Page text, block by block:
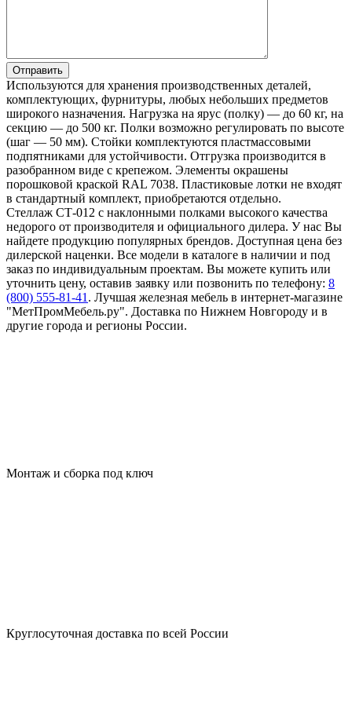
Используются для хранения производственных деталей,
комплектующих, фурнитуры, любых небольших предметов
широкого назначения. Нагрузка на ярус (полку) — до 60 кг, на
секцию — до 500 кг. Полки возможно регулировать по высоте
(шаг — 50 мм). Стойки комплектуются пластмассовыми
подпятниками для устойчивости. Отгрузка производится в
разобранном виде с крепежом. Элементы окрашены
порошковой краской RAL 7038. Пластиковые лотки не входят
в стандартный комплект, приобретаются отдельно.
Стеллаж СТ-012 с наклонными полками высокого качества
недорого от производителя и официального дилера. У нас Вы
найдете продукцию популярных брендов. Доступная цена без
дилерской наценки. Все модели в каталоге в наличии и под
заказ по индивидуальным проектам. Вы можете купить или
уточнить цену, оставив заявку или позвонить по телефону: 8
(800) 555-81-41 . Лучшая железная мебель в интернет-магазине
"МетПромМебель.ру". Доставка по Нижнем Новгороду и в
другие города и регионы России.
Монтаж и сборка под ключ
Круглосуточная доставка по всей России